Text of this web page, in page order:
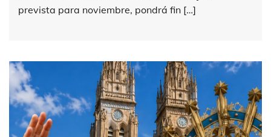
prevista para noviembre, pondrá fin […]